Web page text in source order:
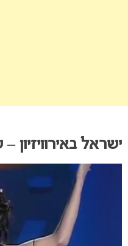
ישראל